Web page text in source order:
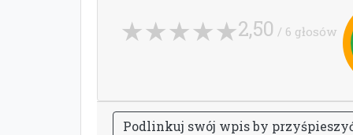
2,50 / 6 głosów
Podlinkuj swój wpisby przyśpieszy